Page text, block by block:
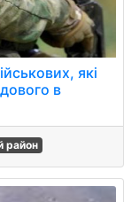
які
в
район